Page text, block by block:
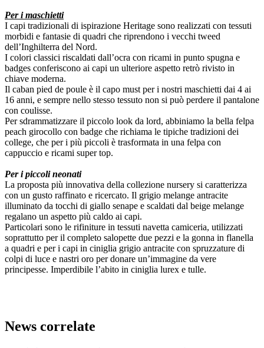
Per i maschietti
I capi tradizionali di ispirazione Heritage sono realizzati con tessuti
morbidi e fantasie di quadri che riprendono i vecchi tweed
dell’Inghilterra del Nord.
I colori classici riscaldati dall’ocra con ricami in punto spugna e
badges conferiscono ai capi un ulteriore aspetto retrò rivisto in
chiave moderna.
Il caban pied de poule è il capo must per i nostri maschietti dai 4 ai
16 anni, e sempre nello stesso tessuto non si può perdere il pantalone
con coulisse.
Per sdrammatizzare il piccolo look da lord, abbiniamo la bella felpa
peach girocollo con badge che richiama le tipiche tradizioni dei
college, che per i più piccoli è trasformata in una felpa con
cappuccio e ricami super top.
Per i piccoli neonati
La proposta più innovativa della collezione nursery si caratterizza
con un gusto raffinato e ricercato. Il grigio melange antracite
illuminato da tocchi di giallo senape e scaldati dal beige melange
regalano un aspetto più caldo ai capi.
Particolari sono le rifiniture in tessuti navetta camiceria, utilizzati
soprattutto per il completo salopette due pezzi e la gonna in flanella
a quadri e per i capi in ciniglia grigio antracite con spruzzature di
colpi di luce e nastri oro per donare un’immagine da vere
principesse. Imperdibile l’abito in ciniglia lurex e tulle.
News correlate